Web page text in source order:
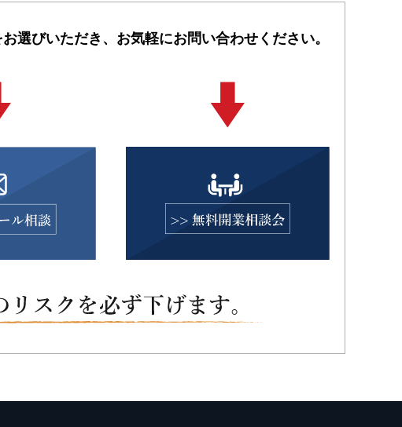
選びいただき、 お気軽にお問い合わせください。